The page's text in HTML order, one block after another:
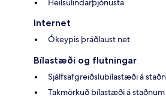
Heilsulindarþjónusta
Internet
Ókeypis þráðlaust net
Bílastæði og flutningar
Sjálfsafgreiðslubílastæði á
Takmörkuð bílastæði á staðnum